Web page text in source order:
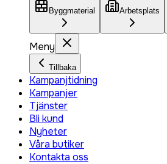
Byggmaterial Arbetsplats
Meny
Tillbaka
Kampanjtidning
Kampanjer
Tjänster
Bli kund
Nyheter
Våra butiker
Kontakta oss